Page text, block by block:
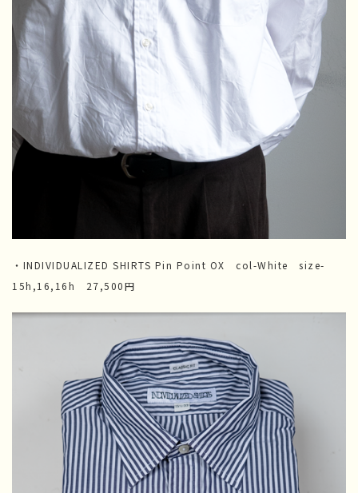
・INDIVIDUALIZED SHIRTS Pin Point OX col-White size-
15h,16,16h 27,500円